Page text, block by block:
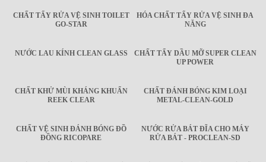
CHẤT TẨY RỬA VỆ SINH TOILET
GO-STAR
HÓA CHẤT TẨY RỬA VỆ SINH ĐA
NĂNG
NƯỚC LAU KÍNH CLEAN GLASS
CHẤT TẨY DẦU MỠ SUPER CLEAN
UP POWER
CHẤT KHỬ MÙI KHÁNG KHUẨN
REEK CLEAR
CHẤT ĐÁNH BÓNG KIM LOẠI
METAL-CLEAN-GOLD
CHẤT VỆ SINH ĐÁNH BÓNG ĐỒ
ĐỒNG RICOPARE
NƯỚC RỬA BÁT ĐĨA CHO MÁY
RỬA BÁT - PROCLEAN-SD